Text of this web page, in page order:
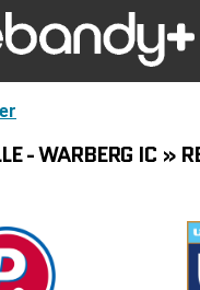
- WARBERG IC »